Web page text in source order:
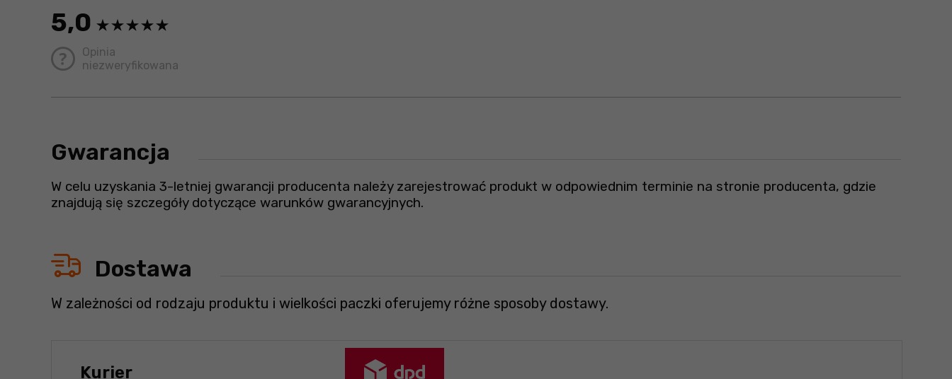
5,0
Opinia
niezweryfikowana
Gwarancja
W celu uzyskania 3-letniej gwarancji producenta należy zarejestrować produkt w odpowiednim terminie na stronie producenta, gdzie
znajdują się szczegóły dotyczące warunków gwarancyjnych.
Dostawa
W zależności od rodzaju produktu i wielkości paczki oferujemy różne sposoby dostawy.
Kurier